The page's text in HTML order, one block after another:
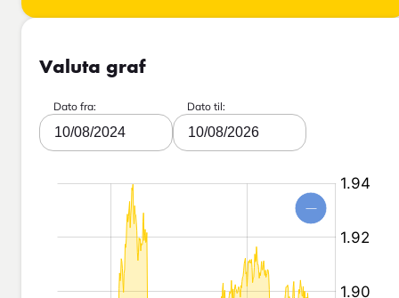
Valuta graf
Dato fra:
10/08/2024
Dato til:
10/08/2026